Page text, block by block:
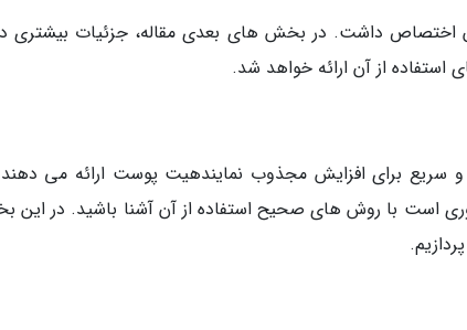
داشت. در بخش های بعدی مقاله، جزئیات بیشتری
استفاده از آن ارائه خواهد شد.
سریع برای افزایش مجذوب نمایندهیت پوست ارائه می
است با روش های صحیح استفاده از آن آشنا باشید. در این